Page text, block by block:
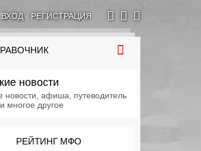
ВХОД· РЕГИСТРАЦИЯ
новости
новости, афиша, путеводитель
многое другое
РЕЙТИНГ МФО